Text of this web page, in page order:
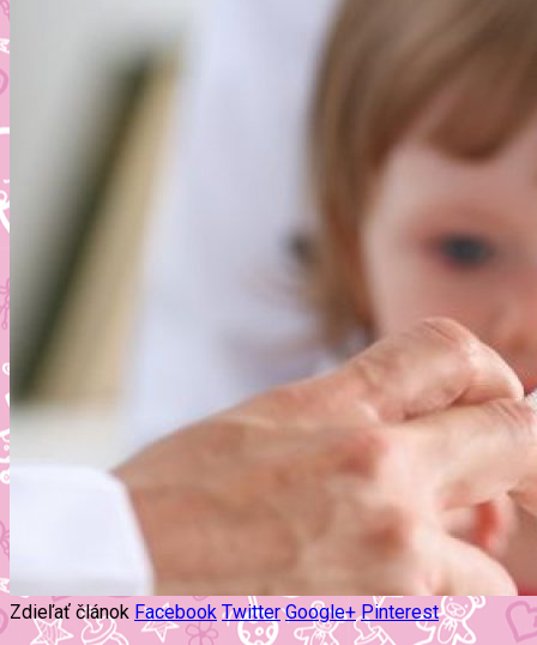
Zdieľať článok Facebook Twitter Google+ Pinterest